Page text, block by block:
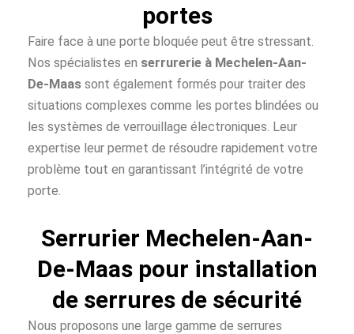
portes
Faire face à une porte bloquée peut être stressant.
Nos spécialistes en serrurerie à Mechelen-Aan-
De-Maas sont également formés pour traiter des
situations complexes comme les portes blindées ou
les systèmes de verrouillage électroniques. Leur
expertise leur permet de résoudre rapidement votre
problème tout en garantissant l’intégrité de votre
porte.
Serrurier Mechelen-Aan-
De-Maas pour installation
de serrures de sécurité
Nous proposons une large gamme de serrures